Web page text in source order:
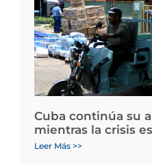
Cuba continúa su
mientras la crisis
Leer Más >>